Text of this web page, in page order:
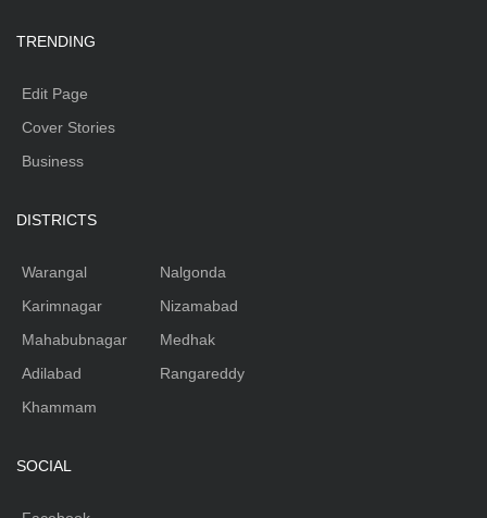
TRENDING
Edit Page
Cover Stories
Business
DISTRICTS
Warangal
Karimnagar
Mahabubnagar
Adilabad
Khammam
Nalgonda
Nizamabad
Medhak
Rangareddy
SOCIAL